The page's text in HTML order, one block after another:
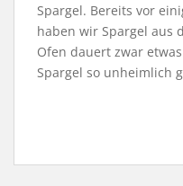
Spargel. Bereits vor
haben wir Spargel aus
Ofen dauert zwar
Spargel so unheimlich